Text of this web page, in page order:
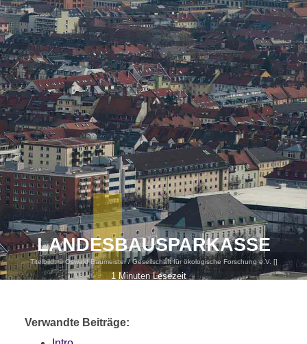
LANDESBAUSPARKASSE
1 Minuten Lesezeit
Titelbild:© Oswald Baumeister / Gesellschaft für ökologische Forschung e.V. []
Verwandte Beiträge: